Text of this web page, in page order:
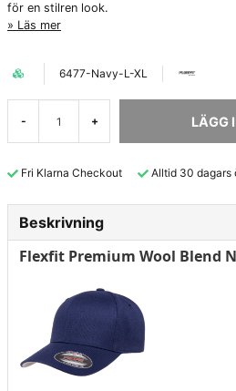
för en stilren look.
Läs mer
6477-Navy-L-XL
- + LÄGG
Fri Klarna Checkout Alltid 30 dagars
Beskrivning
Flexfit Premium Wool Blend